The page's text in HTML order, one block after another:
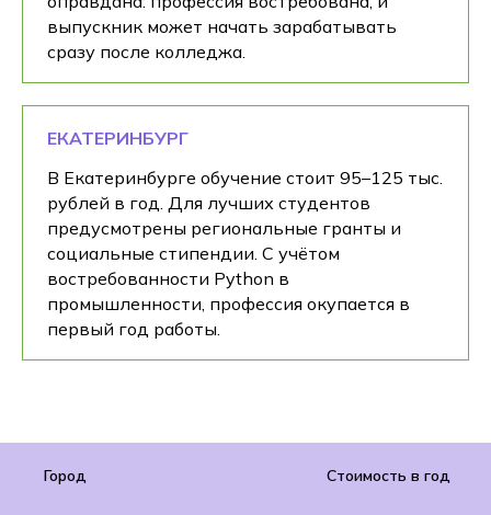
выпускник может начать зарабатывать
сразу после колледжа.
ЕКАТЕРИНБУРГ
В Екатеринбурге обучение стоит 95–125 тыс.
рублей в год. Для лучших студентов
предусмотрены региональные гранты и
социальные стипендии. С учётом
востребованности Python в
промышленности, профессия окупается в
первый год работы.
Город Стоимость в год